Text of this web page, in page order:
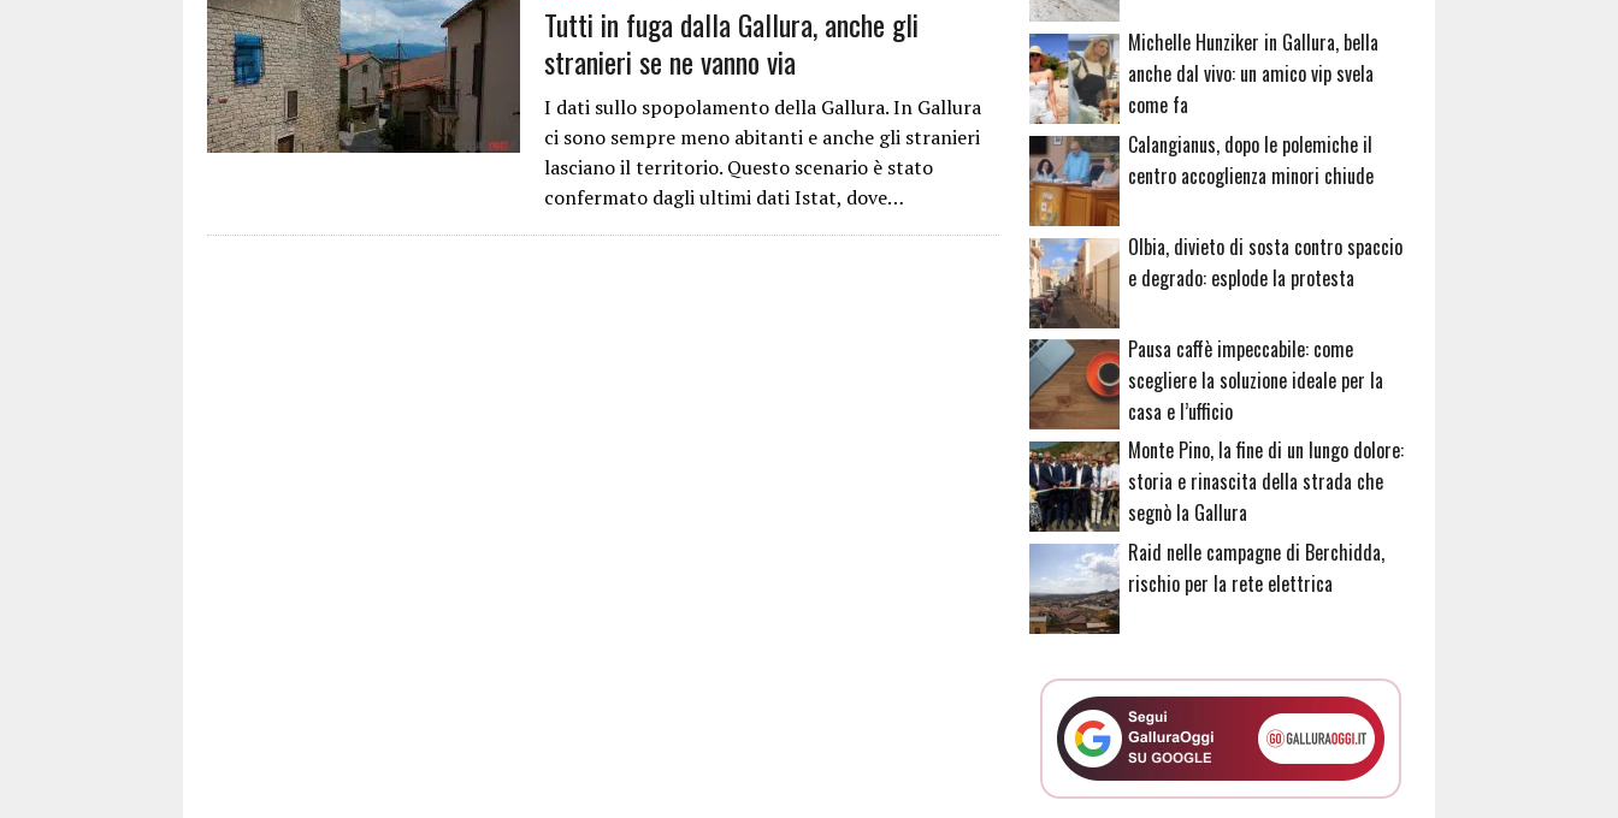
Tutti in fuga dalla Gallura, anche gli
stranieri se ne vanno via
I dati sullo spopolamento della Gallura. In Gallura
ci sono sempre meno abitanti e anche gli stranieri
lasciano il territorio. Questo scenario è stato
confermato dagli ultimi dati Istat, dove…
Michelle Hunziker in Gallura, bella
anche dal vivo: un amico vip svela
come fa
Calangianus, dopo le polemiche il
centro accoglienza minori chiude
Olbia, divieto di sosta contro spaccio
e degrado: esplode la protesta
Pausa caffè impeccabile: come
scegliere la soluzione ideale per la
casa e l’ufficio
Monte Pino, la fine di un lungo dolore:
storia e rinascita della strada che
segnò la Gallura
Raid nelle campagne di Berchidda,
rischio per la rete elettrica